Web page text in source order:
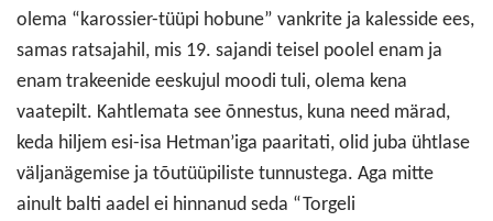
olema “karossier-tüüpi hobune” vankrite ja kalesside ees,
samas ratsajahil, mis 19. sajandi teisel poolel enam ja
enam trakeenide eeskujul moodi tuli, olema kena
vaatepilt. Kahtlemata see õnnestus, kuna need märad,
keda hiljem esi-isa Hetman’iga paaritati, olid juba ühtlase
väljanägemise ja tõutüüpiliste tunnustega. Aga mitte
ainult balti aadel ei hinnanud seda “Torgeli